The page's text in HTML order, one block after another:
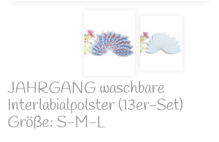
JAHRGANG waschbare
Interlabialpolster (13er-Set)
Größe: S-M-L